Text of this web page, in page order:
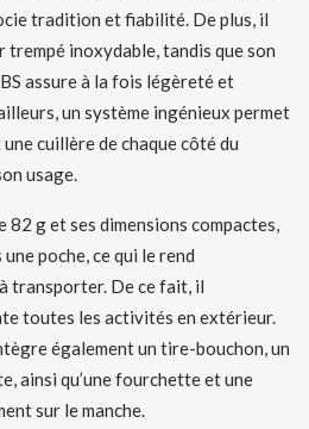
tradition et fiabilité. De plus, il
trempé inoxydable, tandis que son
assure à la fois légèreté et
un système ingénieux permet
cuillère de chaque côté du
usage.
82 g et ses dimensions compactes,
poche, ce qui le rend
transporter. De ce fait, il
toutes les activités en extérieur.
également un tire-bouchon, un
ainsi qu’une fourchette et une
sur le manche.